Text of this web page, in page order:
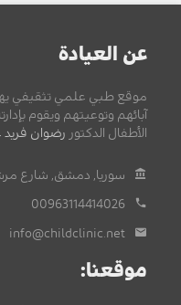
عن العيادة
موقع طبي علمي تثقيفي
آبائهم وتوعيتهم ويقوم
الأطفال الدكتور رضوان فريد
سوريا, دمشق, شارع
00963114414026
info@childclinic.net
موقعنا: